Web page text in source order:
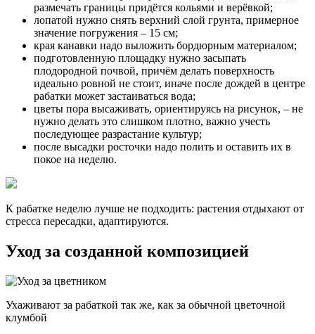
размечать границы придётся кольями и верёвкой;
лопатой нужно снять верхний слой грунта, примерное
значение погружения – 15 см;
края канавки надо выложить бордюрным материалом;
подготовленную площадку нужно засыпать
плодородной почвой, причём делать поверхность
идеально ровной не стоит, иначе после дождей в центре
рабатки может застаиваться вода;
цветы пора высаживать, ориентируясь на рисунок, – не
нужно делать это слишком плотно, важно учесть
последующее разрастание культур;
после высадки росточки надо полить и оставить их в
покое на неделю.
К рабатке неделю лучше не подходить: растения отдыхают от
стресса пересадки, адаптируются.
Уход за созданной композицией
Ухаживают за рабаткой так же, как за обычной цветочной
клумбой